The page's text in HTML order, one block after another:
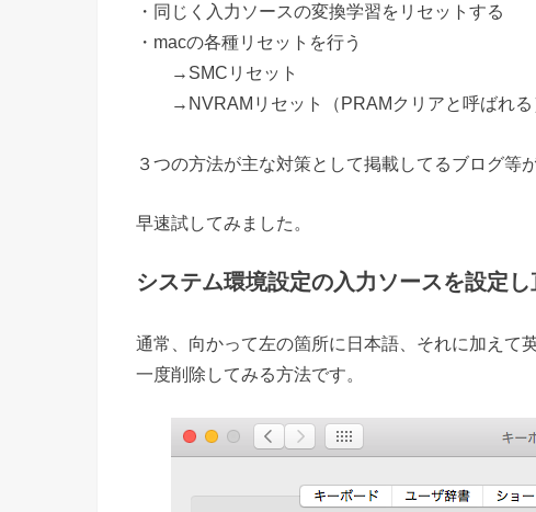
・同じく入力ソースの変換学習をリセットする
・macの各種リセットを行う
→SMCリセット
→NVRAMリセット（PRAMクリアと呼ばれ
３つの方法が主な対策として掲載してるブログ等
早速試してみました。
システム環境設定の入力ソースを設定し
通常、向かって左の箇所に日本語、それに加えて
一度削除してみる方法です。